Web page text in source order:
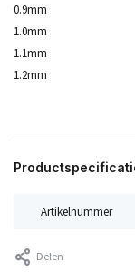
0.9mm
1.0mm
1.1mm
1.2mm
Artikelnummer
Delen